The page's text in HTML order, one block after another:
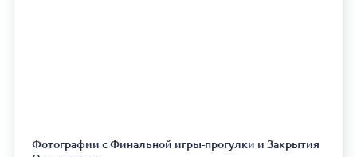
Фотографии с Финальной игры-прогулки и Закрытия